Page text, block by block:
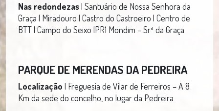
Nas redondezas| Santuário de Nossa Senhora da
Graça | Miradouro | Castro do Castroeiro | Centro de
BTT | Campo do Seixo |PR1 Mondim – Srª da Graça
PARQUE DE MERENDAS DA PEDREIRA
Localização | Freguesia de Vilar de Ferreiros – A 8
Km da sede do concelho, no lugar da Pedreira